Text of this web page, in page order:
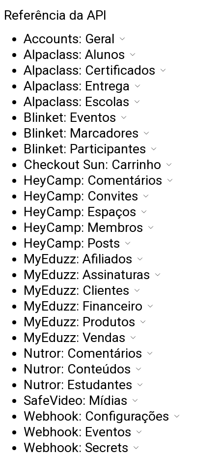
Referência da API
Accounts: Geral
Alpaclass: Alunos
Alpaclass: Certificados
Alpaclass: Entrega
Alpaclass: Escolas
Blinket: Eventos
Blinket: Marcadores
Blinket: Participantes
Checkout Sun: Carrinho
HeyCamp: Comentários
HeyCamp: Convites
HeyCamp: Espaços
HeyCamp: Membros
HeyCamp: Posts
MyEduzz: Afiliados
MyEduzz: Assinaturas
MyEduzz: Clientes
MyEduzz: Financeiro
MyEduzz: Produtos
MyEduzz: Vendas
Nutror: Comentários
Nutror: Conteúdos
Nutror: Estudantes
SafeVideo: Mídias
Webhook: Configurações
Webhook: Eventos
Webhook: Secrets